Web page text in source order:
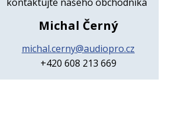
Michal Černý
michal.cerny@audiopro.cz
+420 608 213 669